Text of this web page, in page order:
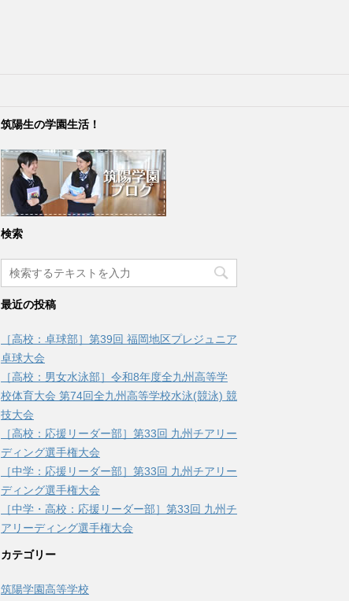
筑陽生の学園生活！
検索
最近の投稿
［高校：卓球部］第39回 福岡地区プレジュニア
卓球大会
［高校：男女水泳部］令和8年度全九州高等学
校体育大会 第74回全九州高等学校水泳(競泳) 競
技大会
［高校：応援リーダー部］第33回 九州チアリー
ディング選手権大会
［中学：応援リーダー部］第33回 九州チアリー
ディング選手権大会
［中学・高校：応援リーダー部］第33回 九州チ
アリーディング選手権大会
カテゴリー
筑陽学園高等学校